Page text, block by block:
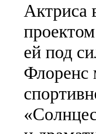
Актриса
ей под
Флоренс